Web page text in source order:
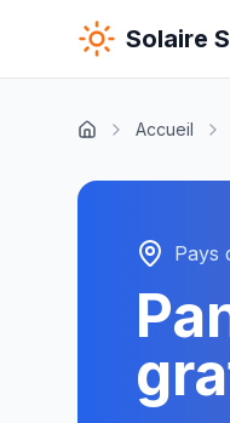
Solaire
Accueil
Pays